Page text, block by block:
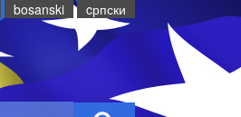
bosanski cрпски